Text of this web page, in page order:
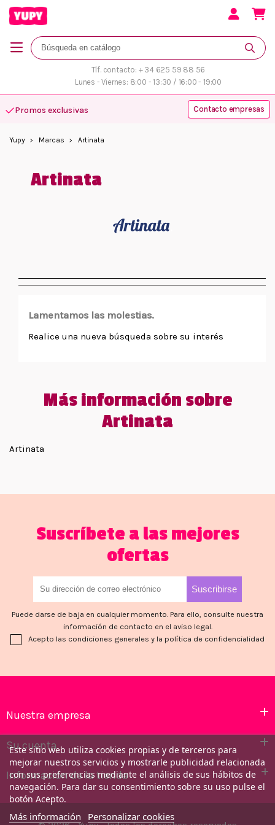
Tlf. contacto: + 34 625 59 88 56
Lunes - Viernes: 8:00 - 13:30 / 16:00 - 19:00
Promos exclusivas Contacto empresas
Yupy Marcas Artinata
Artinata
Lamentamos las molestias.
Realice una nueva búsqueda sobre su interés
Más información sobre
Artinata
Artinata
Suscríbete a las mejores
ofertas
Puede darse de baja en cualquier momento. Para ello, consulte nuestra
información de contacto en el aviso legal.
Acepto las condiciones generales y la política de confidencialidad
Nuestra empresa
Su cuenta
Información de la tienda
Este sitio web utiliza cookies propias y de terceros para
mejorar nuestros servicios y mostrarle publicidad relacionada
con sus preferencias mediante el análisis de sus hábitos de
navegación. Para dar su consentimiento sobre su uso pulse el
botón Acepto.
Más información Personalizar cookies